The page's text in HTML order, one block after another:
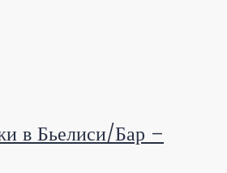
в Бьелиси/Бар –